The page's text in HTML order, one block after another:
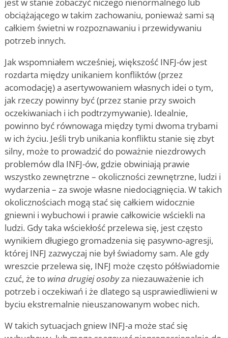
obciążającego w takim zachowaniu, ponieważ sami są
całkiem świetni w rozpoznawaniu i przewidywaniu
potrzeb innych.
Jak wspomniałem wcześniej, większość INFJ-ów jest
rozdarta między unikaniem konfliktów (przez
acomodację) a asertywowaniem własnych idei o tym,
jak rzeczy powinny być (przez stanie przy swoich
oczekiwaniach i ich podtrzymywanie). Idealnie,
powinno być równowaga między tymi dwoma trybami
w ich życiu. Jeśli tryb unikania konfliktu stanie się zbyt
silny, może to prowadzić do poważnie niezdrowych
problemów dla INFJ-ów, gdzie obwiniają prawie
wszystko zewnętrzne – okoliczności zewnętrzne, ludzi i
wydarzenia – za swoje własne niedociągnięcia. W takich
okolicznościach mogą stać się całkiem widocznie
gniewni i wybuchowi i prawie całkowicie wściekli na
ludzi. Gdy taka wściekłość przelewa się, jest często
wynikiem długiego gromadzenia się pasywno-agresji,
której INFJ zazwyczaj nie był świadomy sam. Ale gdy
wreszcie przelewa się, INFJ może często półświadomie
czuć, że to wina drugiej osobyza niezauważenie ich
potrzeb i oczekiwań i że dlatego są usprawiedliwieni w
byciu ekstremalnie nieuszanowanym wobec nich.
W takich sytuacjach gniew INFJ-a może stać się